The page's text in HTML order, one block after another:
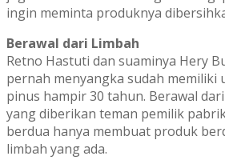
ingin meminta produknya
Berawal dari Limbah
Retno Hastuti dan suaminya Hery
pernah menyangka sudah memiliki
pinus hampir 30 tahun. Berawal
yang diberikan teman pemilik
berdua hanya membuat produk
limbah yang ada.